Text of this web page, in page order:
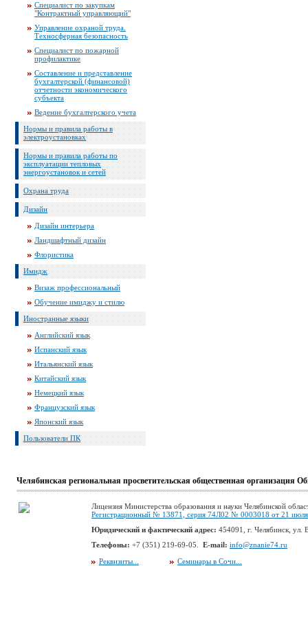
Специалист по закупкам
"Контрактный управляющий"
Управление охраной труда.
Техносферная безопасность
Специалист по пожарной
профилактике
Составление и представление
бухгалтерской (финансовой)
отчетности экономического
субъекта
Ведение бухгалтерского учета
Нормы и правила работы в
электроустановках
Нормы и правила работы по
эксплуатации тепловых
энергоустановок и сетей
Охрана труда
Дизайн
Дизайн интерьера
Ландшафтный дизайн
Флористика
Имидж
Визаж профессиональный
Обучение имиджу и стилю
Иностранные языки
Английский язык
Испанский язык
Итальянский язык
Китайский язык
Немецкий язык
Французский язык
Японский язык
Пользователи ПК
Челябинская региональная просветительская общественная организация
Лицензия Министерства образования и науки Челябинской
Регистрационный № 13871, серия 74Л02 № 0003018 от 21
Юридический и фактический адрес: 454091, г. Челябинск, ул.
Телефоны: +7 (351) 219-69-05. E-mail: info@znanie74.ru
Реквизиты...
Семинары в Сочи...